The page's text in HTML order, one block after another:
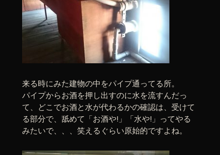
来る時にみた建物の中をパイプ通ってる所。
パイプからお酒を押し出すのに水を流すんだっ
て、どこでお酒と水が代わるかの確認は、受けて
る部分で、舐めて「お酒や!」「水や!」ってやる
みたいで、、、笑えるぐらい原始的ですよね。